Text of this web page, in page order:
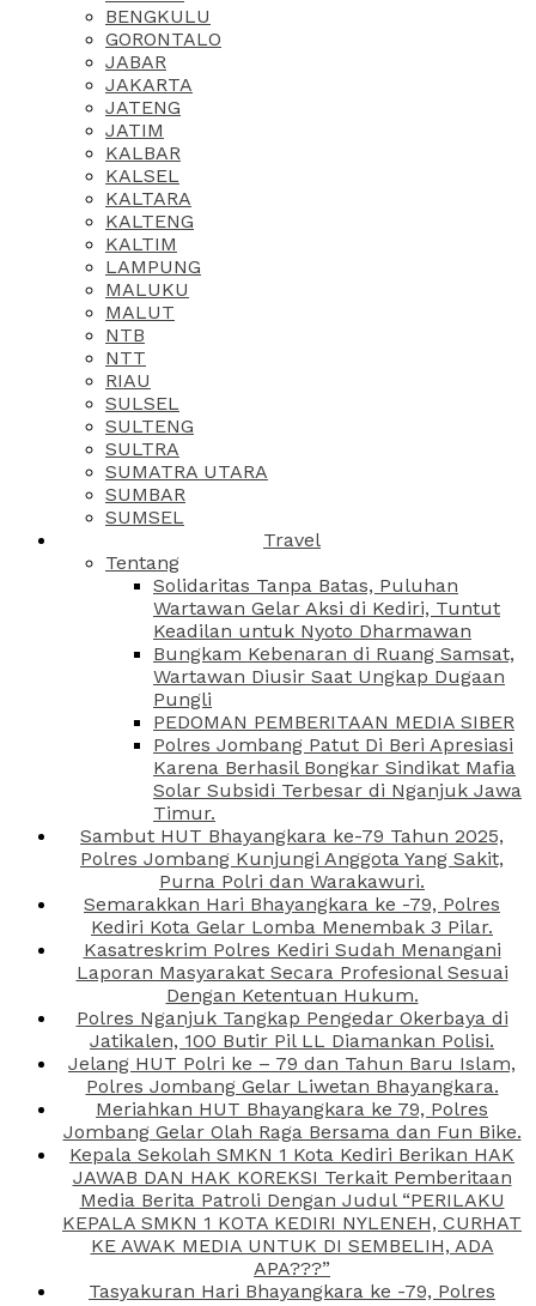
BENGKULU
GORONTALO
JABAR
JAKARTA
JATENG
JATIM
KALBAR
KALSEL
KALTARA
KALTENG
KALTIM
LAMPUNG
MALUKU
MALUT
NTB
NTT
RIAU
SULSEL
SULTENG
SULTRA
SUMATRA UTARA
SUMBAR
SUMSEL
Travel
Tentang
Solidaritas Tanpa Batas, Puluhan
Wartawan Gelar Aksi di Kediri, Tuntut
Keadilan untuk Nyoto Dharmawan
Bungkam Kebenaran di Ruang Samsat,
Wartawan Diusir Saat Ungkap Dugaan
Pungli
PEDOMAN PEMBERITAAN MEDIA SIBER
Polres Jombang Patut Di Beri Apresiasi
Karena Berhasil Bongkar Sindikat Mafia
Solar Subsidi Terbesar di Nganjuk Jawa
Timur.
Sambut HUT Bhayangkara ke-79 Tahun 2025,
Polres Jombang Kunjungi Anggota Yang Sakit,
Purna Polri dan Warakawuri.
Semarakkan Hari Bhayangkara ke -79, Polres
Kediri Kota Gelar Lomba Menembak 3 Pilar.
Kasatreskrim Polres Kediri Sudah Menangani
Laporan Masyarakat Secara Profesional Sesuai
Dengan Ketentuan Hukum.
Polres Nganjuk Tangkap Pengedar Okerbaya di
Jatikalen, 100 Butir Pil LL Diamankan Polisi.
Jelang HUT Polri ke – 79 dan Tahun Baru Islam,
Polres Jombang Gelar Liwetan Bhayangkara.
Meriahkan HUT Bhayangkara ke 79, Polres
Jombang Gelar Olah Raga Bersama dan Fun Bike.
Kepala Sekolah SMKN 1 Kota Kediri Berikan HAK
JAWAB DAN HAK KOREKSI Terkait Pemberitaan
Media Berita Patroli Dengan Judul “PERILAKU
KEPALA SMKN 1 KOTA KEDIRI NYLENEH, CURHAT
KE AWAK MEDIA UNTUK DI SEMBELIH, ADA
APA???”
Tasyakuran Hari Bhayangkara ke -79, Polres